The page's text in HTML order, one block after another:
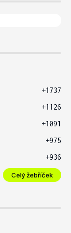
+1737
+1126
+1091
+975
+936
Celý žebříček